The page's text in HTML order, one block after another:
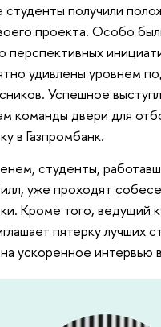
студенты получили
проекта. Особо
перспективных
удивлены уровнем
Успешное
команды двери для
в Газпромбанк.
студенты,
уже проходят
Кроме того, ведущий
пятерку лучших
ускоренное интервью